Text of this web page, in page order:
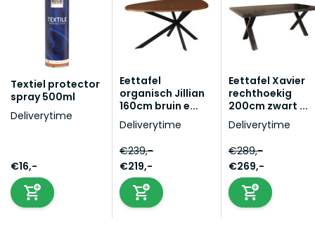
Textiel protector
spray 500ml
Deliverytime
€16,-
Eettafel
organisch Jillian
160cm bruin e...
Deliverytime
€239,-
€219,-
Eettafel Xavier
rechthoekig
200cm zwart ...
Deliverytime
€289,-
€269,-